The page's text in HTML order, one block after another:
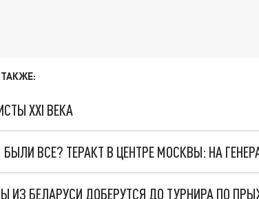
XXI ВЕКА
ВСЕ? ТЕРАКТ В ЦЕНТРЕ МОСКВЫ: НА